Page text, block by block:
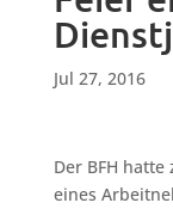
Jul 27, 2016
Der BFH
eines